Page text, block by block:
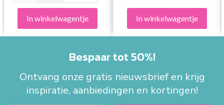
In winkelwagentje In winkelwagentje
Bespaar tot 50%!
Ontvang onze gratis nieuwsbrief en krijg
inspiratie, aanbiedingen en kortingen!